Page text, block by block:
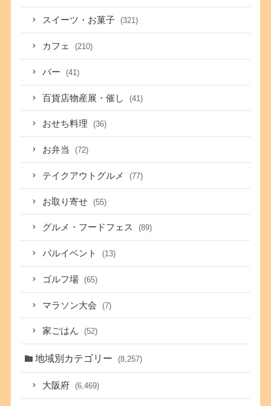
スイーツ・お菓子 (321)
カフェ (210)
バー (41)
百貨店物産展・催し (41)
おせち料理 (36)
お弁当 (72)
テイクアウトグルメ (77)
お取り寄せ (55)
グルメ・フードフェス (89)
バルイベント (13)
ゴルフ場 (65)
マラソン大会 (7)
家ごはん (52)
地域別カテゴリー (8,257)
大阪府 (6,469)